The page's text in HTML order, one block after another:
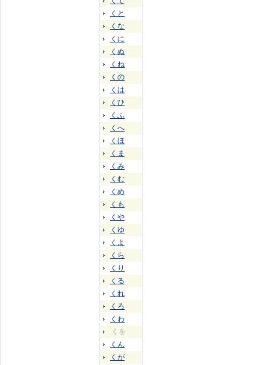
くと
くな
くに
くぬ
くね
くの
くは
くひ
くふ
くへ
くほ
くま
くみ
くむ
くめ
くも
くや
くゆ
くよ
くら
くり
くる
くれ
くろ
くわ
くを
くん
くが